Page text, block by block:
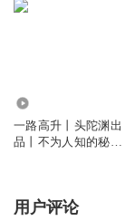
一路高升丨头陀渊出
品丨不为人知的秘密
用户评论